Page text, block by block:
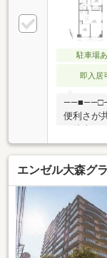
駐車場
即入居
便利さが
ナル。 株
として 各専門領域に特化したチーム体制となっており
ます ■お
年度実績
ーディ
ムで多角
ン20銀行
サービス
数ござい
エンゼル大森グ